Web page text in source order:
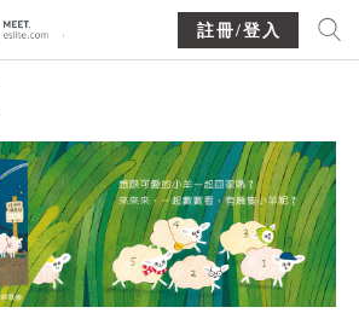
註冊/登入